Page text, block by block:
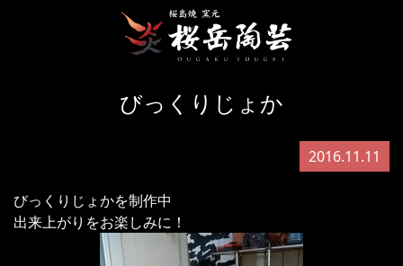
びっくりじょか
2016.11.11
びっくりじょかを制作中
出来上がりをお楽しみに！